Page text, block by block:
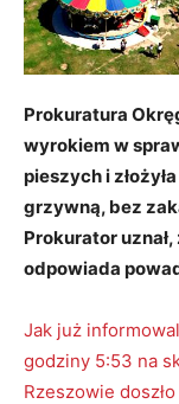
Prokuratura
wyrokiem w
pieszych i
grzywną, bez
Prokurator
odpowiada
Jak już
godziny 5:53 na
Rzeszowie